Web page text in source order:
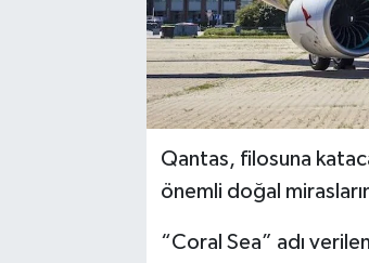
Qantas, filosuna
önemli doğal
“Coral Sea” adı